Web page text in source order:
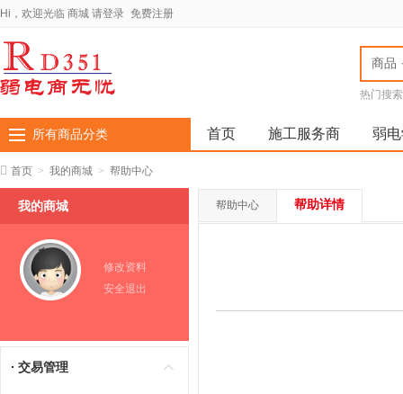
Hi，欢迎光临 商城 请登录 免费注册
商品
热门搜
厂家全
所有商品分类 首页 施工服务商 弱
首页 > 我的商城 > 帮助中心
我的商城
修改资料
安全退出
交易管理
帮助中心 帮助详情